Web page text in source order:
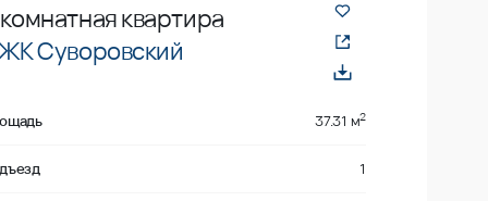
квартира
Суворовский
37.31 м2
1